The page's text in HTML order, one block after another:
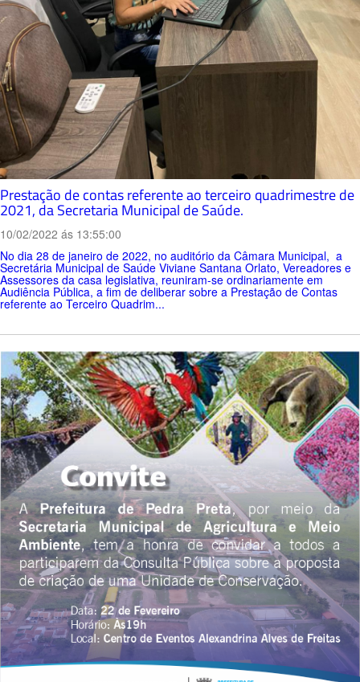
Prestação de contas referente ao terceiro quadrimestre de
2021, da Secretaria Municipal de Saúde.
10/02/2022 ás 13:55:00
No dia 28 de janeiro de 2022, no auditório da Câmara Municipal, a
Secretária Municipal de Saúde Viviane Santana Orlato, Vereadores e
Assessores da casa legislativa, reuniram-se ordinariamente em
Audiência Pública, a fim de deliberar sobre a Prestação de Contas
referente ao Terceiro Quadrim...